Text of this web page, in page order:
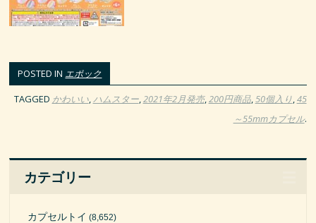
POSTED IN エポック
TAGGED かわいい,ハムスター,2021年2月発売,200円商品,50個入り,45
～55mmカプセル.
カテゴリー
カプセルトイ (8,652)